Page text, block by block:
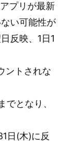
プリが最新
い可能性が
反映、1日1
ントされな
となり、
日(木)に反